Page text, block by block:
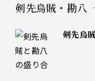
剣先烏賊・勘八
剣先